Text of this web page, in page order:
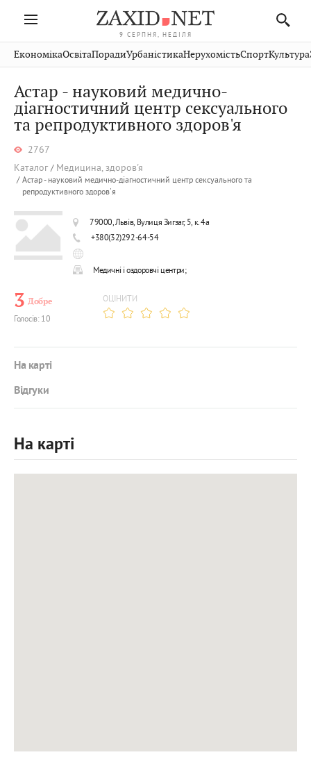
9 СЕРПНЯ, НЕДІЛЯ
Івано-
Франківськ
Волинь
Закарпаття
Рівне
Чернівці
Шептицький
Стрий
Хмельницький
Вінниця
Публікації
Авто СловкоКультура
Кіно Дім Спорт
ФотоОсвітаНерухомість
Домашні
тварини
ЕкономікаОсвітаПорадиУрбаністикаНерухомістьСпортКультура
Астар - науковий медично-
діагностичний центр сексуального
та репродуктивного здоров'я
2767
Каталог
Медицина, здоров'я
Астар - науковий медично-діагностичний центр сексуального та
репродуктивного здоров'я
79000, Львів, Вулиця Зигзаг, 5, к. 4а
+380(32)292-64-54
Медичні і оздоровчі центри;
3 Добре
Голосів: 10
ОЦІНИТИ
На карті
Відгуки
На карті